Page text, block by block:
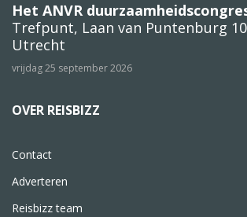
Het ANVR
Trefpunt, Laan van Puntenburg
Utrecht
vrijdag 25 september 2026
OVER REISBIZZ
Contact
Adverteren
Reisbizz team